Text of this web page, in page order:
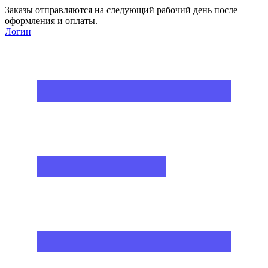
Заказы отправляются на следующий рабочий день после
оформления и оплаты.
Логин